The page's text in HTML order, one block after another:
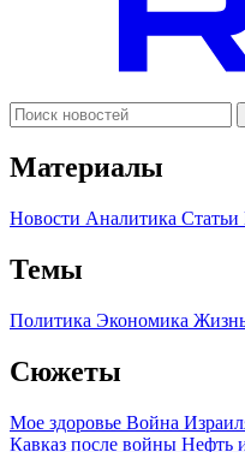
Материалы
Новости Аналитика Статьи
Темы
Политика Экономика
Сюжеты
Мое здоровье Война
Кавказ после войны Нефть